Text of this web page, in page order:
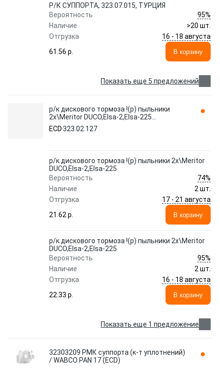
Р/К СУППОРТА, 323.07.015, ТУРЦИЯ
Вероятность
95%
Наличие
>20 шт.
Отгрузка
16 - 18 августа
61.56 p.
В корзину
Показать еще 5 предложений
р/к дискового тормоза !(р) пыльники
2x\Meritor DUCO,Elsa-2,Elsa-225
323.02.127 ECD
ECD323.02.127
р/к дискового тормоза !(р) пыльники 2x\Meritor
DUCO,Elsa-2,Elsa-225
Вероятность
74%
Наличие
2 шт.
Отгрузка
17 - 21 августа
21.62 p.
В корзину
р/к дискового тормоза !(р) пыльники 2x\Meritor
DUCO,Elsa-2,Elsa-225
Вероятность
95%
Наличие
2 шт.
Отгрузка
16 - 18 августа
22.33 p.
В корзину
Показать еще 1 предложение
32303209 РМК суппорта (к-т уплотнений)
/ WABCO PAN 17 (ECD)